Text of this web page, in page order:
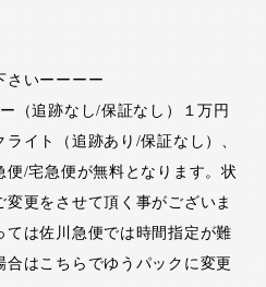
さいーーーー
（追跡なし/保証なし）１万円
イト（追跡あり/保証なし）、
便/宅急便が無料となります。状
更をさせて頂く事がございま
は佐川急便では時間指定が難
合はこちらでゆうパックに変更